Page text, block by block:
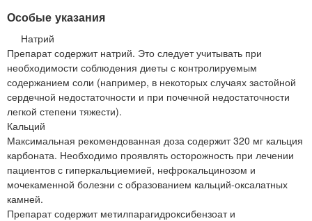
Особые указания
Натрий
Препарат содержит натрий. Это следует учитывать при
необходимости соблюдения диеты с контролируемым
содержанием соли (например, в некоторых случаях застойной
сердечной недостаточности и при почечной недостаточности
легкой степени тяжести).
Кальций
Максимальная рекомендованная доза содержит 320 мг кальция
карбоната. Необходимо проявлять осторожность при лечении
пациентов с гиперкальциемией, нефрокальцинозом и
мочекаменной болезни с образованием кальций-оксалатных
камней.
Препарат содержит метилпарагидроксибензоат и